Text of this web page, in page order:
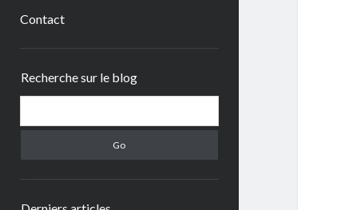
Contact
Recherche sur le blog